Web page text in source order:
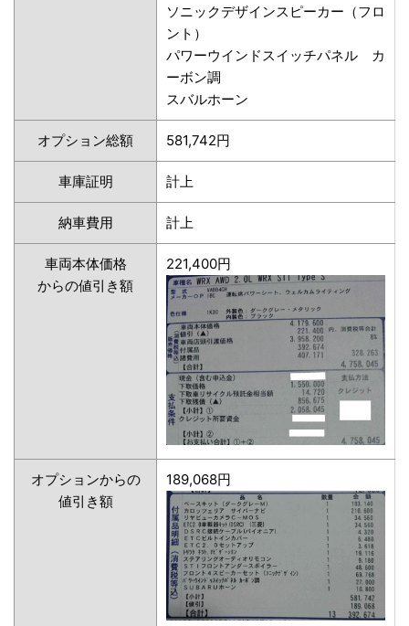
ソニックデザインスピーカー（フロ
ント）
パワーウインドスイッチパネル カ
ーボン調
スバルホーン
オプション総額 581,742円
車庫証明 計上
納車費用 計上
車両本体価格
からの値引き額
221,400円
オプションからの
値引き額
189,068円